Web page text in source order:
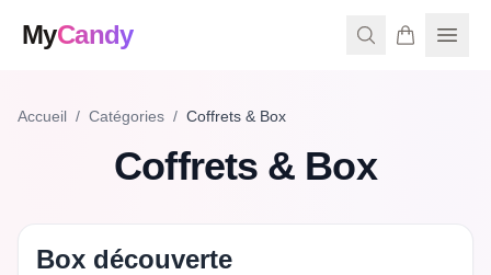
MyCandy
Accueil / Catégories / Coffrets & Box
Coffrets & Box
Box découverte